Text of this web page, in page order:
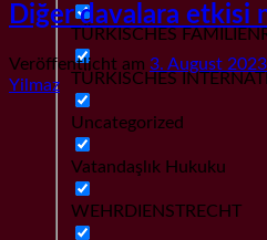
TÜRKISCHES
TÜRKISCHES
Uncategorized
Vatandaşlık Hukuku
WEHRDIENSTRECHT
Diğer davalara etkisi
Veröffentlicht am 3. August 2023
Yilmaz